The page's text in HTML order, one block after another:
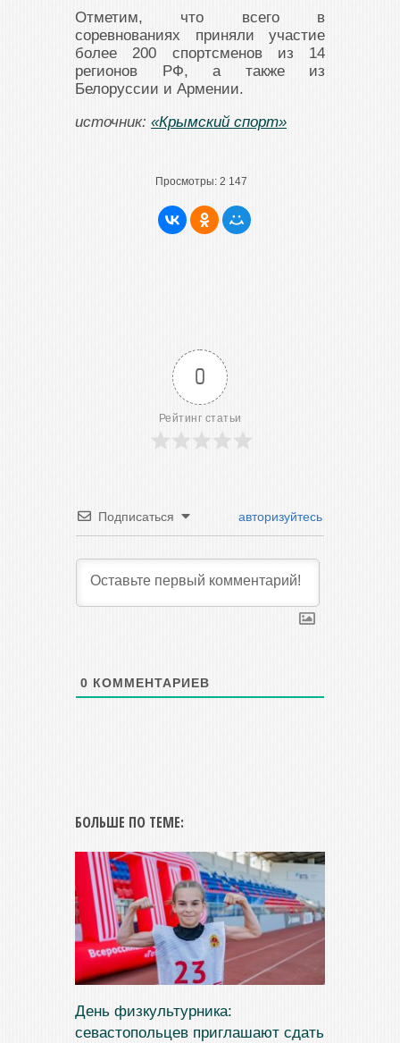
Отметим, что всего в
соревнованиях приняли участие
более 200 спортсменов из 14
регионов РФ, а также из
Белоруссии и Армении.
источник: «Крымский спорт»
Просмотры: 2 147
0
Рейтинг статьи
Подписаться авторизуйтесь
0 КОММЕНТАРИЕВ
БОЛЬШЕ ПО ТЕМЕ:
День физкультурника:
севастопольцев приглашают сдать